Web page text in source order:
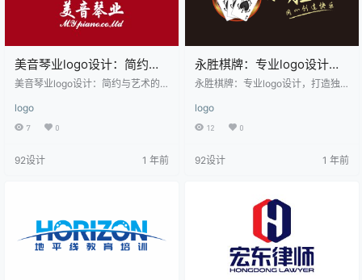
美音琴业logo设计：简约与
艺术的完美融合
美音琴业logo设计：简约与艺术的
景，整体色调鲜明，传达出热情与
活力。logo的主体是一个简洁的白
形下方是“美音琴业”的中文名称，字
制造、教育等相关行业。
logo
7 0
92设计 1 年前
永胜棋牌：专业logo设计，
打造独特品牌形象
永胜棋牌：专业logo设计，打造独
背景，整体色调稳重而富有质感。
中心是一个圆形图案，内含扑克牌
梅花A，突显了游戏的多样性和刺激
品牌的自信与专业。下方的副标题
“用心创造快乐”进一步强调了品牌的
服务理念，使其在棋牌娱乐行业中
显得既专业又亲和。
logo
12 0
92设计 1 年前